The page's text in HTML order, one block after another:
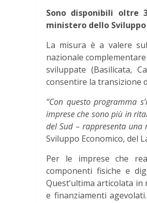
Sono disponibili oltre
ministero dello
La misura è a valere
nazionale
sviluppate (Basilicata,
consentire la transizione
“Con questo programma
imprese che sono più in
del Sud – rappresenta una
Sviluppo Economico, del
Per le imprese che
componenti fisiche e
Quest’ultima articolata
e finanziamenti